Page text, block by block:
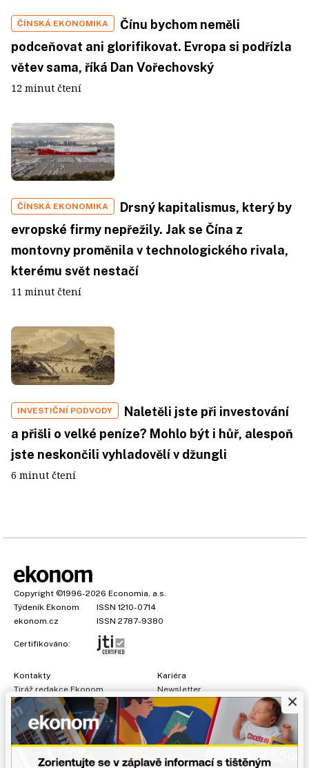
ČÍNSKÁ EKONOMIKA
Čínu bychom neměli
podceňovat ani glorifikovat. Evropa si podřízla
větev sama, říká Dan Vořechovský
12 minut čtení
ČÍNSKÁ EKONOMIKA
Drsný kapitalismus, který by
evropské firmy nepřežily. Jak se Čína z
montovny proměnila v technologického rivala,
kterému svět nestačí
11 minut čtení
INVESTIČNÍ PODVODY
Naletěli jste při investování
a přišli o velké peníze? Mohlo být i hůř, alespoň
jste neskončili vyhladovělí v džungli
6 minut čtení
Copyright ©1996-2026 Economia, a.s.
Týdeník Ekonom
ISSN 1210-0714
ekonom.cz
ISSN 2787-9380
Certifikováno:
Kontakty
Tiráž redakce Ekonom
Předplatné
Kariéra
Newsletter
Všeobecné podmínky
Prohlášení o cookies
Nastavení soukromí
Ochrana osobních údajů
×